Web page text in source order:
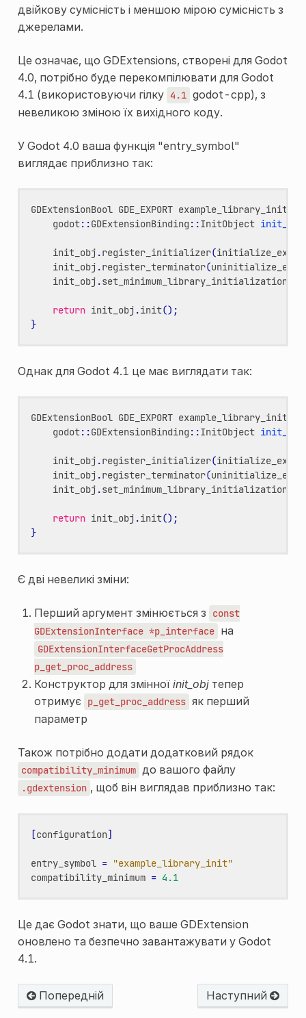
двійкову сумісність і меншою мірою сумісність з
джерелами.
Це означає, що GDExtensions, створені для Godot
4.0, потрібно буде перекомпілювати для Godot
4.1 (використовуючи гілку 4.1 godot-cpp), з
невеликою зміною їх вихідного коду.
У Godot 4.0 ваша функція "entry_symbol"
виглядає приблизно так:
GDExtensionBool GDE_EXPORT example_library_init
godot::GDExtensionBinding ::InitObject init_obj
init_obj .register_initializer(
init_obj .register_terminator(
init_obj .
return init_obj .init();
}
Однак для Godot 4.1 це має виглядати так:
GDExtensionBool GDE_EXPORT example_library_init
godot::GDExtensionBinding ::InitObject init_obj
init_obj .register_initializer(
init_obj .register_terminator(
init_obj .
return init_obj .init();
}
Є дві невеликі зміни:
Перший аргумент змінюється з
const
GDExtensionInterface *p_interface на
GDExtensionInterfaceGetProcAddress
p_get_proc_address
Конструктор для змінної init_objтепер
отримує
p_get_proc_address як перший
параметр
Також потрібно додати додатковий рядок
compatibility_minimum до вашого файлу
.gdextension , щоб він виглядав приблизно так:
[configuration]
entry_symbol = "example_library_init"
compatibility_minimum = 4.1
Це дає Godot знати, що ваше GDExtension
оновлено та безпечно завантажувати у Godot
4.1.
Попередній Наступний